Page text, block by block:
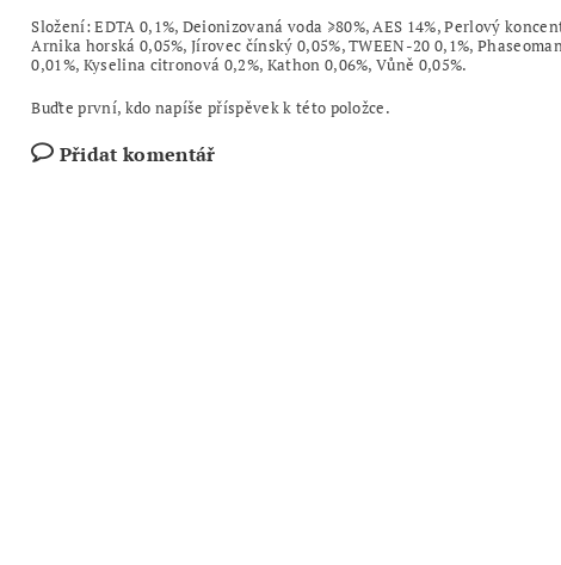
Složení: EDTA 0,1%, Deionizovaná voda ≥80%, AES 14%, Perlový
Arnika horská 0,05%, Jírovec čínský 0,05%, TWEEN-20 0,1%,
0,01%, Kyselina citronová 0,2%, Kathon 0,06%, Vůně 0,05%.
Buďte první, kdo napíše příspěvek k této položce.
Přidat komentář